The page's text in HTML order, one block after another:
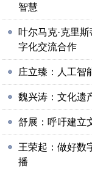
智慧
叶尔马克·克里
字化交流合作
庄立臻：人工智
魏兴涛：文化遗
舒展：呼吁建立
王荣起：做好数
播